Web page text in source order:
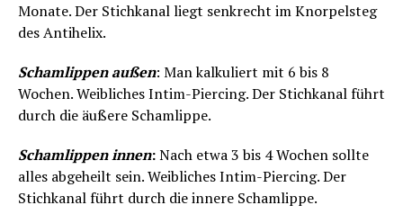
Monate. Der Stichkanal liegt senkrecht im Knorpelsteg
des Antihelix.
Schamlippen außen: Man kalkuliert mit 6 bis 8
Wochen. Weibliches Intim-Piercing. Der Stichkanal führt
durch die äußere Schamlippe.
Schamlippen innen:Nach etwa 3 bis 4 Wochen sollte
alles abgeheilt sein. Weibliches Intim-Piercing. Der
Stichkanal führt durch die innere Schamlippe.